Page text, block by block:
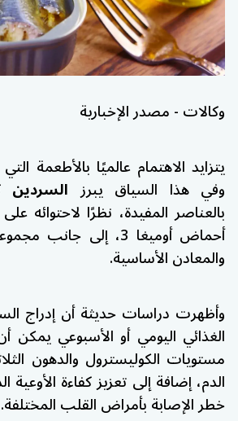
وكالات - مصدر الإخبارية
يتزايد الاهتمام عالميًا بالأطعمة
وفي هذا السياق يبرز السردين
بالعناصر المفيدة، نظرًا
أحماض أوميغا 3، إلى
والمعادن الأساسية.
وأظهرت دراسات حديثة أن إدراج
الغذائي اليومي أو الأسبوعي
مستويات الكوليسترول والدهون
الدم، إضافة إلى تعزيز كفاءة
خطر الإصابة بأمراض القلب المختلفة.